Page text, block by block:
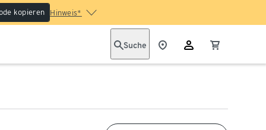
kopieren Hinweis*
Suche